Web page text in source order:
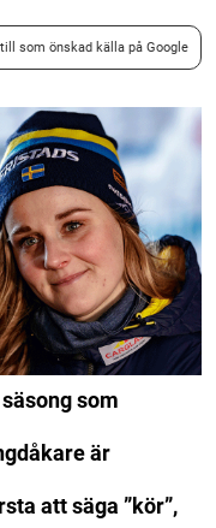
som önskad källa på Google
som
är
att säga ”kör”,